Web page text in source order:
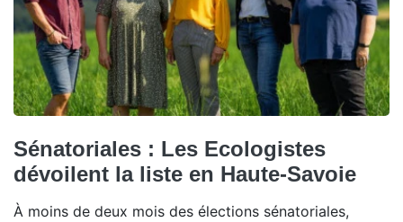
Sénatoriales : Les Ecologistes
dévoilent la liste en Haute-Savoie
À moins de deux mois des élections sénatoriales,